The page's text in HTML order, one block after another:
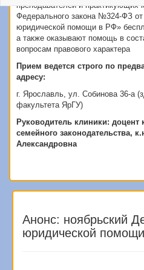
преподавателей и практикующих
Федерального закона №324-ФЗ
юридической помощи в РФ»
а также оказывают помощь в
вопросам правового характера
Прием ведется строго по
адресу:
г. Ярославль, ул. Собинова 36-а
факультета ЯрГУ)
Руководитель клиники: доцент
семейного законодательства,
Александровна
Анонс: ноябрьский
юридической